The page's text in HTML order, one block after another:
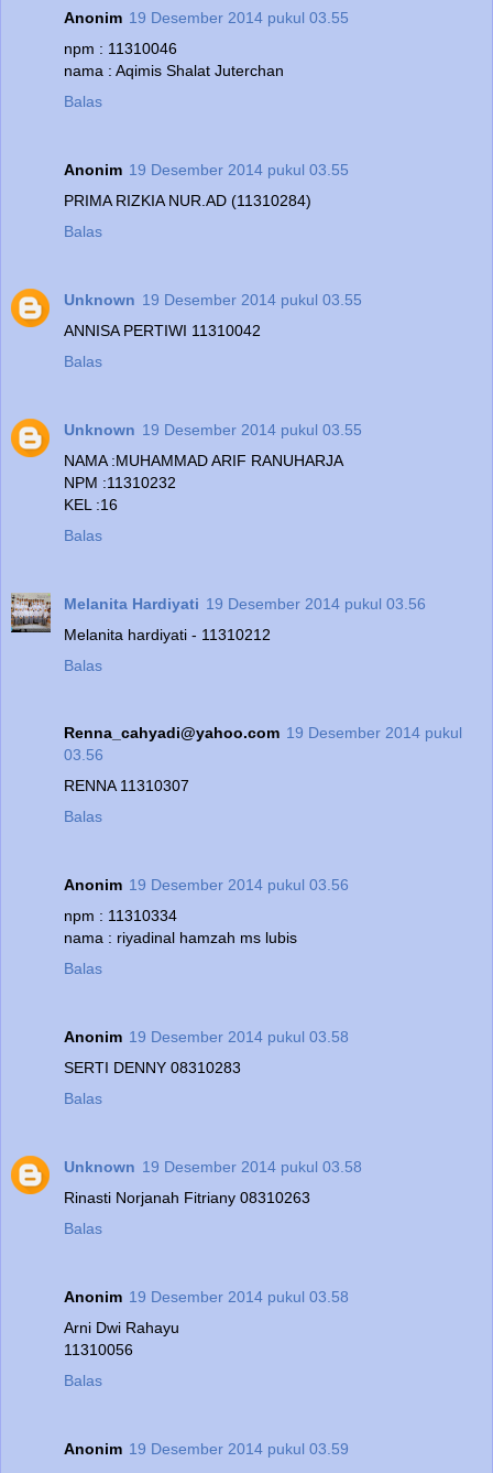
Anonim 19 Desember 2014 pukul 03.55
npm : 11310046
nama : Aqimis Shalat Juterchan
Balas
Anonim 19 Desember 2014 pukul 03.55
PRIMA RIZKIA NUR.AD (11310284)
Balas
Unknown 19 Desember 2014 pukul 03.55
ANNISA PERTIWI 11310042
Balas
Unknown 19 Desember 2014 pukul 03.55
NAMA :MUHAMMAD ARIF RANUHARJA
NPM :11310232
KEL :16
Balas
Melanita Hardiyati 19 Desember 2014 pukul 03.56
Melanita hardiyati - 11310212
Balas
Renna_cahyadi@yahoo.com 19 Desember 2014 pukul
03.56
RENNA 11310307
Balas
Anonim 19 Desember 2014 pukul 03.56
npm : 11310334
nama : riyadinal hamzah ms lubis
Balas
Anonim 19 Desember 2014 pukul 03.58
SERTI DENNY 08310283
Balas
Unknown 19 Desember 2014 pukul 03.58
Rinasti Norjanah Fitriany 08310263
Balas
Anonim 19 Desember 2014 pukul 03.58
Arni Dwi Rahayu
11310056
Balas
Anonim 19 Desember 2014 pukul 03.59